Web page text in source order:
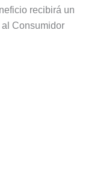
recibirá un
Consumidor